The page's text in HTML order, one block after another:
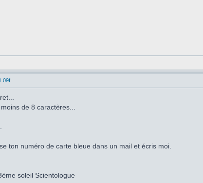
de 8 caractères...
ton numéro de carte bleue dans un mail et écris moi.
soleil Scientologue